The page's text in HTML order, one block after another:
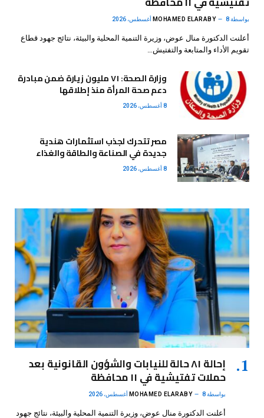
بواسطة MOHAMED ELARABY 8 أغسطس، 2026
أعلنت الدكتورة منال عوض، وزيرة التنمية المحلية والبيئة، نتائج جهود قطاع
تقويم الأداء والمتابعة والتفتيش…
وزارة الصحة: ٧١ مليون زيارة ضمن مبادرة
دعم صحة المرأة منذ إطلاقها
8 أغسطس، 2026
مصر تتحرك لجذب استثمارات هندية
جديدة في الصناعة والطاقة والغذاء
8 أغسطس، 2026
إحالة ٨١ حالة للنيابات والشؤون القانونية بعد
حملات تفتيشية في ١١ محافظة
بواسطة MOHAMED ELARABY 8 أغسطس، 2026
أعلنت الدكتورة منال عوض، وزيرة التنمية المحلية والبيئة، نتائج جهود